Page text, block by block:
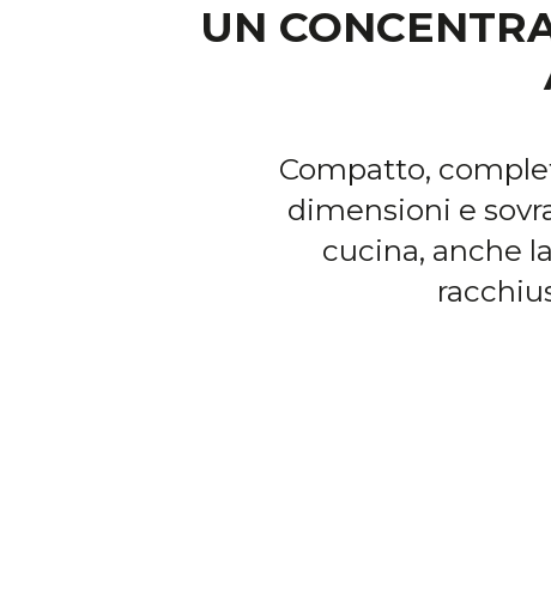
UN
Compatto,
dimensioni e
cucina, anche